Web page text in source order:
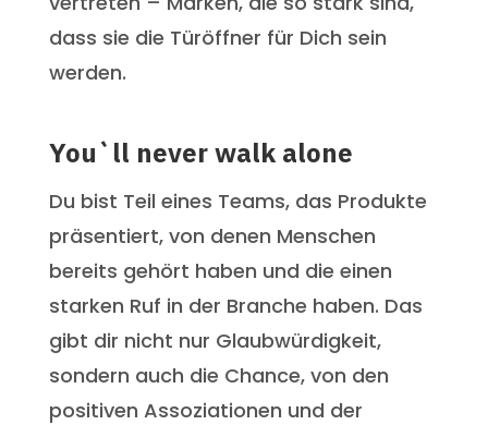
dass sie die Türöffner für Dich sein
werden.
You`ll never walk alone
Du bist Teil eines Teams, das Produkte
präsentiert, von denen Menschen
bereits gehört haben und die einen
starken Ruf in der Branche haben. Das
gibt dir nicht nur Glaubwürdigkeit,
sondern auch die Chance, von den
positiven Assoziationen und der